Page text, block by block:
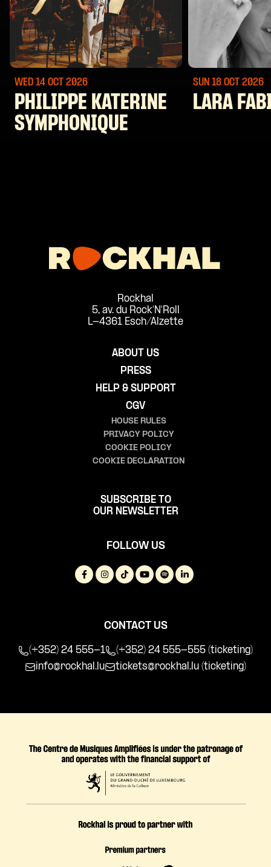
WED 14 OCT 2026
PHILIPPE KATERINE
SYMPHONIQUE
SUN 18 OCT 2026
LARA
Rockhal
5, av. du Rock'N'Roll
L-4361 Esch/Alzette
ABOUT US
PRESS
HELP & SUPPORT
CGV
HOUSE RULES
PRIVACY POLICY
COOKIE POLICY
COOKIE DECLARATION
SUBSCRIBE TO
OUR NEWSLETTER
FOLLOW US
CONTACT US
(+352) 24 555-1
(+352) 24 555-555 (ticketing)
info@rockhal.lu
tickets@rockhal.lu (ticketing)